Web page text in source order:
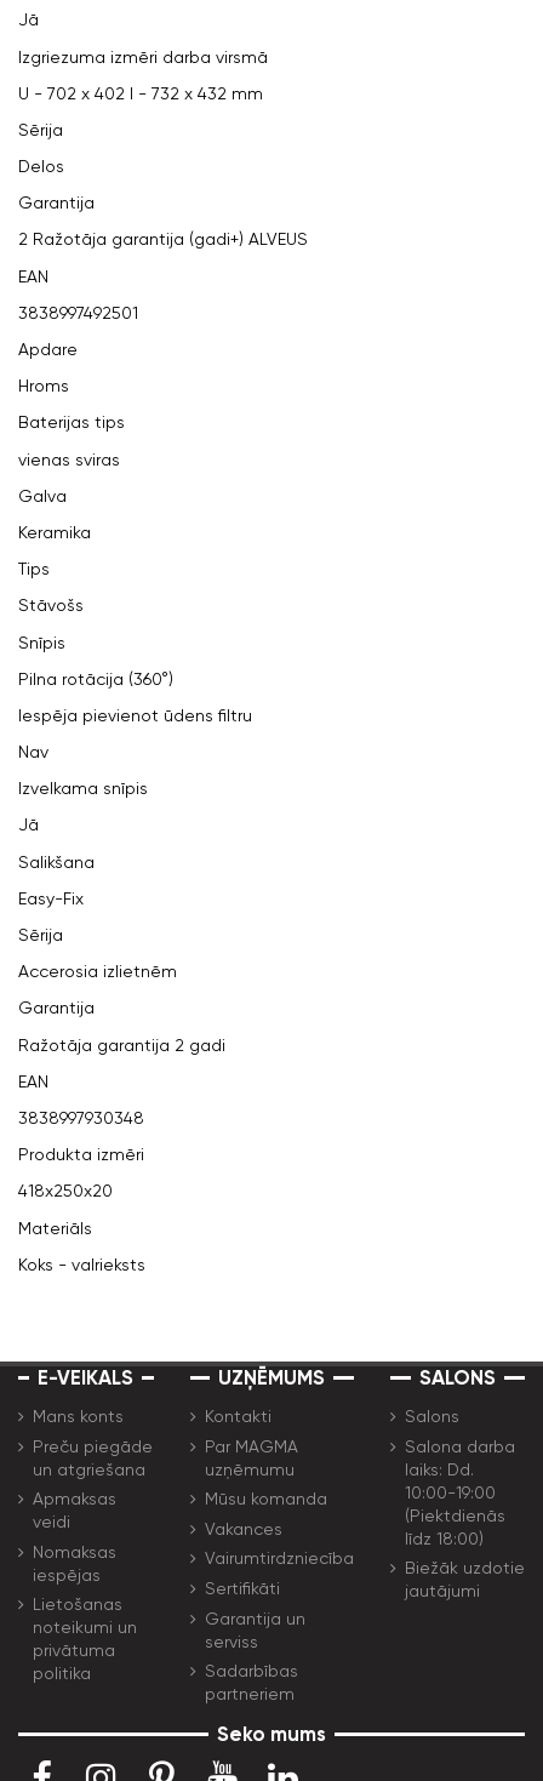
Jā
Izgriezuma izmēri darba virsmā
U - 702 x 402 I - 732 x 432 mm
Sērija
Delos
Garantija
2 Ražotāja garantija (gadi+) ALVEUS
EAN
3838997492501
Apdare
Hroms
Baterijas tips
vienas sviras
Galva
Keramika
Tips
Stāvošs
Snīpis
Pilna rotācija (360°)
Iespēja pievienot ūdens filtru
Nav
Izvelkama snīpis
Jā
Salikšana
Easy-Fix
Sērija
Accerosia izlietnēm
Garantija
Ražotāja garantija 2 gadi
EAN
3838997930348
Produkta izmēri
418x250x20
Materiāls
Koks - valrieksts
E-VEIKALS
Mans konts
Preču piegāde
un atgriešana
Apmaksas
veidi
Nomaksas
iespējas
Lietošanas
noteikumi un
privātuma
politika
UZŅĒMUMS
Kontakti
Par MAGMA
uzņēmumu
Mūsu komanda
Vakances
Vairumtirdzniecība
Sertifikāti
Garantija un
serviss
Sadarbības
partneriem
SALONS
Salons
Salona darba
laiks: Dd.
10:00-19:00
(Piektdienās
līdz 18:00)
Biežāk uzdotie
jautājumi
Seko mums